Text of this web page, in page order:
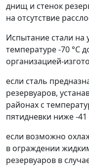
днищ и стенок
на отсутствие
Испытание стали на
температуре -70 °С
организацией-
если сталь
резервуаров,
районах с
пятидневки ниже -41
если возможно
в ограждении
резервуаров в